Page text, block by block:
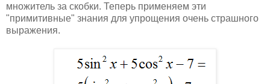
множитель за скобки. Теперь применяем эти
"примитивные" знания для упрощения очень страшного
выражения.